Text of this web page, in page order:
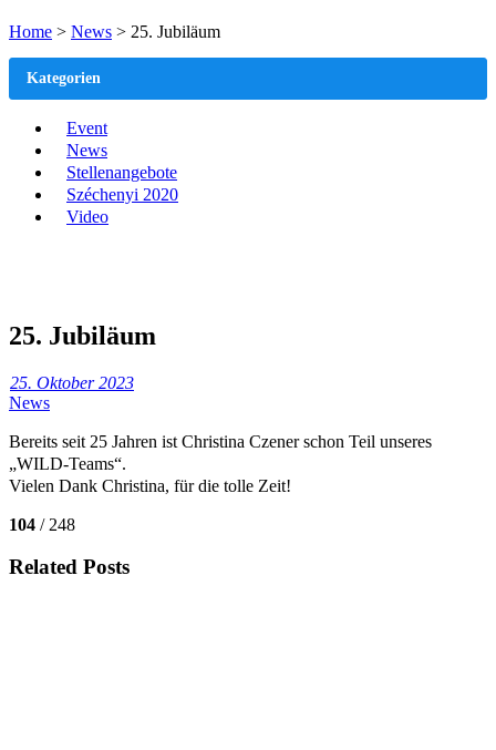
Home > News > 25. Jubiläum
25. Jubiläum
25. Oktober 2023
News
Bereits seit 25 Jahren ist Christina Czener schon Teil unseres
„WILD-Teams“.
Vielen Dank Christina, für die tolle Zeit!
104 / 248
Related Posts
Kategorien
Event
News
Stellenangebote
Széchenyi 2020
Video